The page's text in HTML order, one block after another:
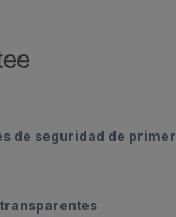
de seguridad de